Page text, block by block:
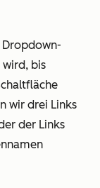
Dropdown-
bis
wir drei Links
der Links